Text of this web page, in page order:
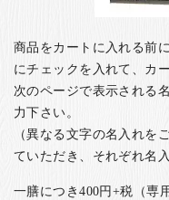
商品をカートに入れる前
にチェックを入れて、カ
次のページで表示される
力下さい。
（異なる文字の名入れを
ていただき、それぞれ名
一膳につき400円+税（専